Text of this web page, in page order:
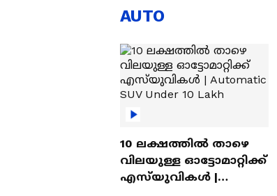
Ajit Agarkar
AUTO
10 ലക്ഷത്തിൽ താഴെ
വിലയുള്ള ഓട്ടോമാറ്റിക്ക്
എസ്‍യുവികൾ |